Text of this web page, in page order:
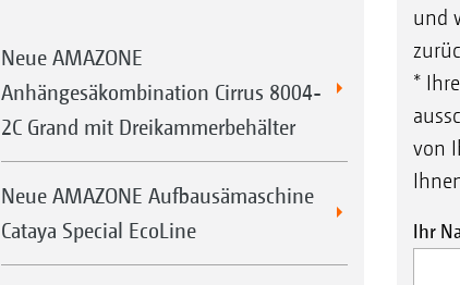
Neue AMAZONE
Anhängesäkombination Cirrus 8004-
2C Grand mit Dreikammerbehälter
Neue AMAZONE Aufbausämaschine
Cataya Special EcoLine
und
*
von
Ihr